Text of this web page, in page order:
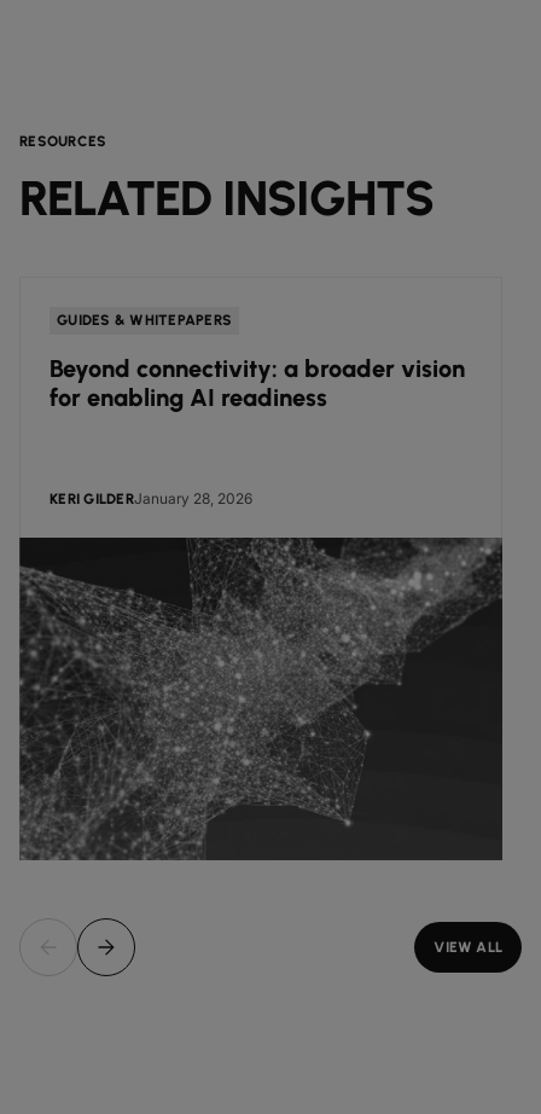
RESOURCES
RELATED INSIGHTS
GUIDES & WHITEPAPERS
Beyond connectivity: a broader vision
for enabling AI readiness
KERI GILDERJanuary 28, 2026
VIEW ALL